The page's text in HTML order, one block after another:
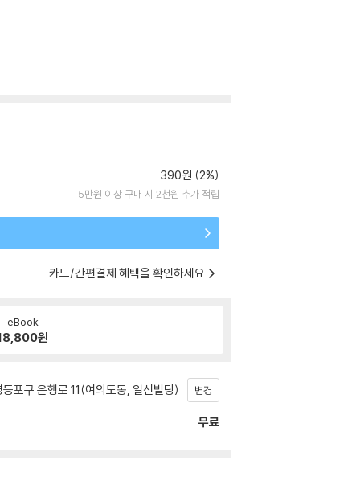
390원 (2%)
5만원 이상 구매 시 2천원 추가 적립
카드/간편결제 혜택을 확인하세요
eBook
원
포구 은행로 11(여의도동, 일신빌딩) 변경
무료